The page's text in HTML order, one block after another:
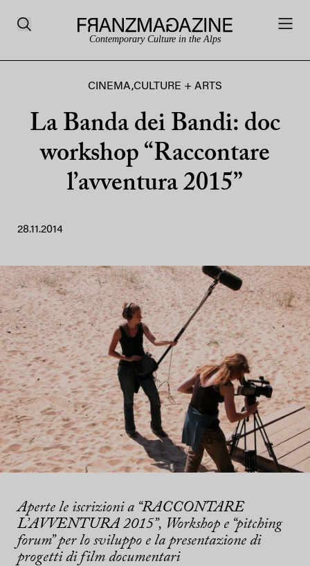
Contemporary Culture in the Alps
CINEMA,CULTURE + ARTS
La Banda dei Bandi: doc
workshop “Raccontare
l’avventura 2015”
28.11.2014
Aperte le iscrizioni a “RACCONTARE
L’AVVENTURA 2015”, Workshop e “pitching
forum” per lo sviluppo e la presentazione di
progetti di film documentari